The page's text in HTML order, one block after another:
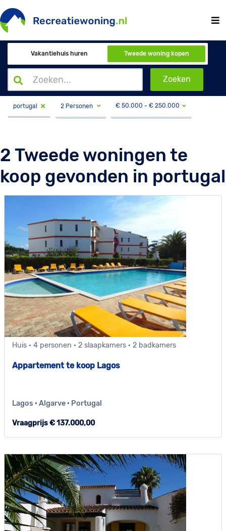
Vakantiehuis huren Tweede woning kopen
Zoeken
portugal 2 Personen € 50.000 - € 250.000
2 Tweede woningen te
koop gevonden in portugal
Huis · 4 personen · 2 slaapkamers · 2 badkamers
Appartement te koop Lagos
Lagos · Algarve · Portugal
Vraagprijs € 137.000,00